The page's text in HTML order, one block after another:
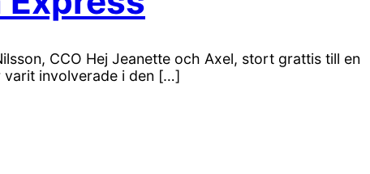
CCO Hej Jeanette och Axel, stort grattis till en
varit involverade i den […]